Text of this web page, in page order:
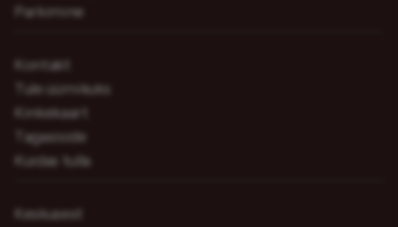
Parkimine
Kontakt
Tule üürnikuks
Kinkekaart
Tagasiside
Kuidas tulla
Keskusest